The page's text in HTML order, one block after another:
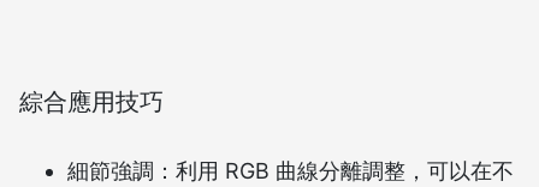
綜合應用技巧
細節強調：利用 RGB 曲線分離調整，可以在不